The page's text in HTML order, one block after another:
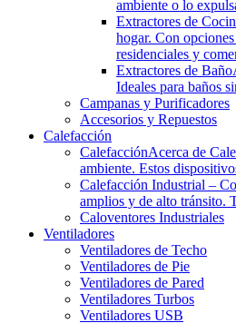
ambiente o lo
Extractores de
hogar. Con
residenciales y
Extractores de Baño
Ideales para baños
Campanas y Purificadores
Accesorios y Repuestos
Calefacción
CalefacciónAcerca de
ambiente. Estos
Calefacción Industrial –
amplios y de alto tránsito.
Caloventores Industriales
Ventiladores
Ventiladores de Techo
Ventiladores de Pie
Ventiladores de Pared
Ventiladores Turbos
Ventiladores USB